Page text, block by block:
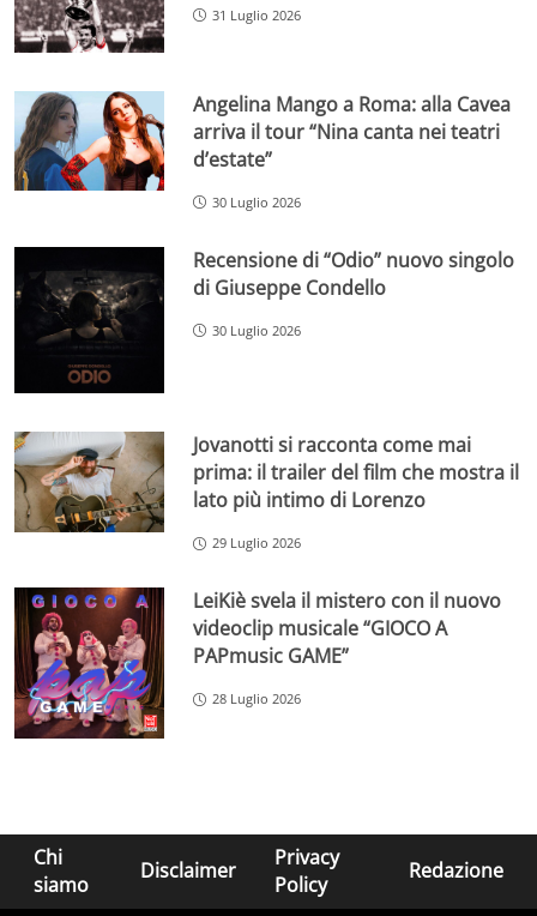
31 Luglio 2026
Angelina Mango a Roma: alla Cavea
arriva il tour “Nina canta nei teatri
d’estate”
30 Luglio 2026
Recensione di “Odio” nuovo singolo
di Giuseppe Condello
30 Luglio 2026
Jovanotti si racconta come mai
prima: il trailer del film che mostra il
lato più intimo di Lorenzo
29 Luglio 2026
LeiKiè svela il mistero con il nuovo
videoclip musicale “GIOCO A
PAPmusic GAME”
28 Luglio 2026
Chi
siamo
Disclaimer
Privacy
Policy
Redazione